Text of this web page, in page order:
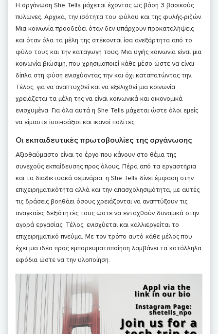
Η οργάνωση She Tells μάχεται έχοντας ως βάση 3 βασικούς
πυλώνες. Αρχικά, την ισότητα του φύλου και της φυλής-ριζών.
Μια κοινωνία προοδεύει όταν δεν υπάρχουν προκαταλήψεις
και όταν όλα τα μέλη της στέκονται ίσα ανεξάρτητα από το
φύλο τους και την καταγωγή τους. Μια υγιής κοινωνία είναι μια
κοινωνία βιώσιμη, που χρησιμοποιεί κάθε μέσο ώστε να είναι
δίπλα στη φύση ενισχύοντας την και όχι καταπατώντας την.
Τέλος, για να αναπτυχθεί και να εξελιχθεί μια κοινωνία
χρειάζεται τα μέλη της να είναι κοινωνικά και οικονομικά
ενισχυμένα. Για όλα αυτά η She Tells μάχεται ώστε όλοι εμείς
να είμαστε ίσοι-ισάξιοι και ικανοί πολίτες.
Οι εκπαιδευτικές πρωτοβουλίες της οργάνωσης
Αξιοθαύμαστο είναι το έργο που κάνουν στο θέμα της
συνεχούς εκπαίδευσης προς όλους. Πέρα από τα εργαστήρια
και τα διαδικτυακά σεμινάρια, η She Tells δίνει έμφαση στην
επιχειρηματικότητα αλλά και την απασχολησιμότητα, με αυτές
τις δράσεις βοηθάει όσους χρειάζονται να αναπτύξουν τις
αναγκαίες δεξιότητές τους ώστε να ενταχθούν δυναμικά στην
αγορά εργασίας. Τέλος, ενισχύεται και καλλιεργείται το
επιχειρηματικό πνεύμα. Με τον τρόπο αυτό κάθε μέλος που
έχει μια ιδέα προς εμπορευματοποίηση λαμβάνει τα κατάλληλα
εφόδια ώστε να την υλοποίηση.